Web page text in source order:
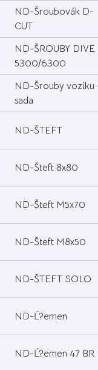
ND-Šroubovák D-
CUT
ND-ŠROUBY DIVE
5300/6300
ND-Šrouby vozíku
sada
ND-ŠTEFT
ND-Šteft 8x80
ND-Šteft M5x70
ND-Šteft M8x50
ND-ŠTEFT SOLO
ND-Ĺ?emen
ND-Ĺ?emen 47 BR